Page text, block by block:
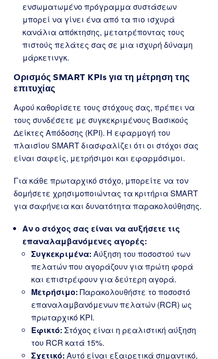
ενσωματωμένο πρόγραμμα συστάσεων
μπορεί να γίνει ένα από τα πιο ισχυρά
κανάλια απόκτησης, μετατρέποντας τους
πιστούς πελάτες σας σε μια ισχυρή δύναμη
μάρκετινγκ.
Ορισμός SMART KPIs για τη μέτρηση της
επιτυχίας
Αφού καθορίσετε τους στόχους σας, πρέπει να
τους συνδέσετε με συγκεκριμένους Βασικούς
Δείκτες Απόδοσης (KPI). Η εφαρμογή του
πλαισίου SMART διασφαλίζει ότι οι στόχοι σας
είναι σαφείς, μετρήσιμοι και εφαρμόσιμοι.
Για κάθε πρωταρχικό στόχο, μπορείτε να τον
δομήσετε χρησιμοποιώντας τα κριτήρια SMART
για σαφήνεια και δυνατότητα παρακολούθησης.
Αν ο στόχος σας είναι να αυξήσετε τις
επαναλαμβανόμενες αγορές:
Συγκεκριμένα: Αύξηση του ποσοστού των
πελατών που αγοράζουν για πρώτη φορά
και επιστρέφουν για δεύτερη αγορά.
Μετρήσιμο: Παρακολουθήστε το ποσοστό
επαναλαμβανόμενων πελατών (RCR) ως
πρωταρχικό KPI.
Εφικτό: Στόχος είναι η ρεαλιστική αύξηση
του RCR κατά 15%.
Σχετικό: Αυτό είναι εξαιρετικά σημαντικό,